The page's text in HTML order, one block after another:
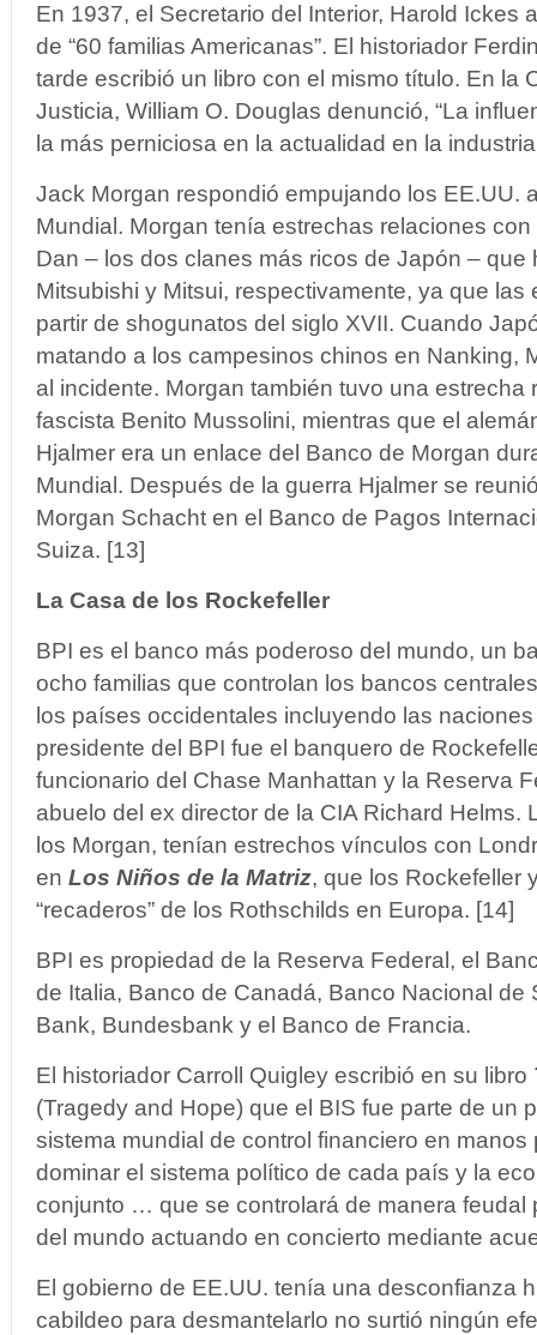
En 1937, el Secretario del Interior, Harold Ickes
de “60 familias Americanas”. El historiador
tarde escribió un libro con el mismo título. En la
Justicia, William O. Douglas denunció, “La
la más perniciosa en la actualidad en la
Jack Morgan respondió empujando los EE.UU.
Mundial. Morgan tenía estrechas relaciones
Dan – los dos clanes más ricos de Japón – que
Mitsubishi y Mitsui, respectivamente, ya que las
partir de shogunatos del siglo XVII. Cuando
matando a los campesinos chinos en Nanking,
al incidente. Morgan también tuvo una estrecha
fascista Benito Mussolini, mientras que el
Hjalmer era un enlace del Banco de Morgan
Mundial. Después de la guerra Hjalmer se
Morgan Schacht en el Banco de Pagos
Suiza. [13]
La Casa de los Rockefeller
BPI es el banco más poderoso del mundo, un
ocho familias que controlan los bancos
los países occidentales incluyendo las
presidente del BPI fue el banquero de
funcionario del Chase Manhattan y la Reserva
abuelo del ex director de la CIA Richard Helms.
los Morgan, tenían estrechos vínculos con
en Los Niños de la Matriz, que los Rockefeller
“recaderos” de los Rothschilds en Europa. [14]
BPI es propiedad de la Reserva Federal, el
de Italia, Banco de Canadá, Banco Nacional de
Bank, Bundesbank y el Banco de Francia.
El historiador Carroll Quigley escribió en su libro
(Tragedy and Hope) que el BIS fue parte de un
sistema mundial de control financiero en
dominar el sistema político de cada país y la
conjunto … que se controlará de manera feudal
del mundo actuando en concierto mediante
El gobierno de EE.UU. tenía una desconfianza
cabildeo para desmantelarlo no surtió ningún